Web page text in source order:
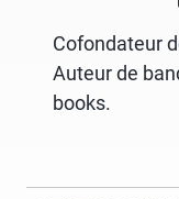
Cofondateur
Auteur de
books.